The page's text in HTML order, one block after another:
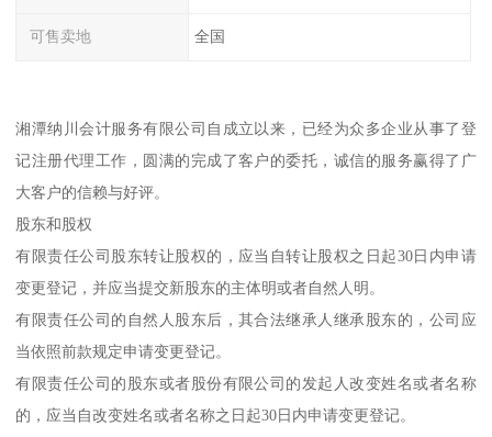
可售卖地 全国
湘潭纳川会计服务有限公司自成立以来，已经为众多企业从事了登
记注册代理工作，圆满的完成了客户的委托，诚信的服务赢得了广
大客户的信赖与好评。
股东和股权
有限责任公司股东转让股权的，应当自转让股权之日起30日内申请
变更登记，并应当提交新股东的主体明或者自然人明。
有限责任公司的自然人股东后，其合法继承人继承股东的，公司应
当依照前款规定申请变更登记。
有限责任公司的股东或者股份有限公司的发起人改变姓名或者名称
的，应当自改变姓名或者名称之日起30日内申请变更登记。